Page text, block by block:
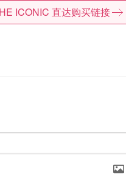
ICONIC 直达购买链接